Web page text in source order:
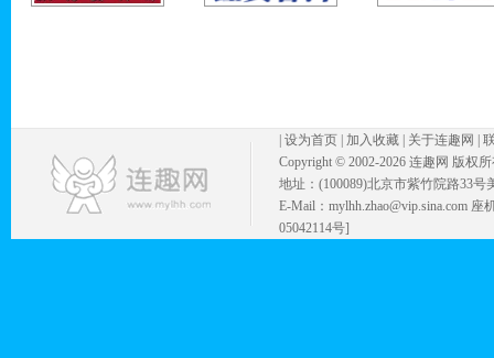
设为首页 加入收藏 关于连趣网
Copyright © 2002-2026 连趣网 版权
地址：(100089)北京市紫竹院路33号
E-Mail：mylhh.zhao@vip.sina.com
05042114号]